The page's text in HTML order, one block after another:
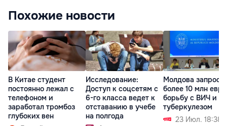
Похожие новости
В Китае студент
постоянно лежал с
телефоном и
заработал тромбоз
глубоких вен
Исследование:
Доступ к соцсетям с
6-го класса ведет к
отставанию в учебе
на полгода
Молдова
более 10 млн
борьбу с ВИЧ и
туберкулезом
23 Июл. 18:38